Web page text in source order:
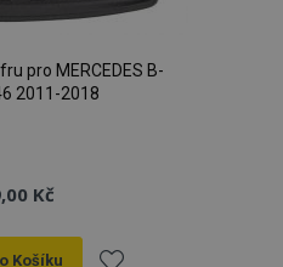
pro MERCEDES B-
2011-2018
Kč
Košíku